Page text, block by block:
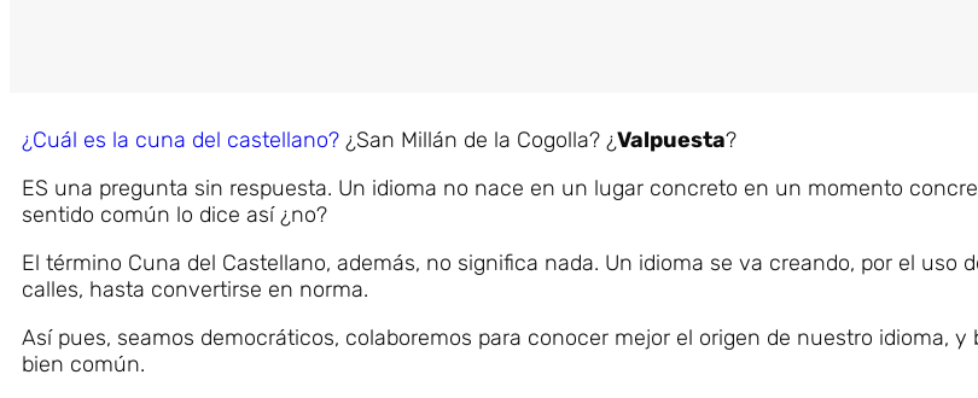
¿Cuál es la cuna del castellano? ¿San Millán de la Cogolla? ¿Valpuesta?
ES una pregunta sin respuesta. Un idioma no nace en un lugar concreto en un momento
sentido común lo dice así ¿no?
El término Cuna del Castellano, además, no significa nada. Un idioma se va creando, por el uso
calles, hasta convertirse en norma.
Así pues, seamos democráticos, colaboremos para conocer mejor el origen de nuestro idioma,
bien común.